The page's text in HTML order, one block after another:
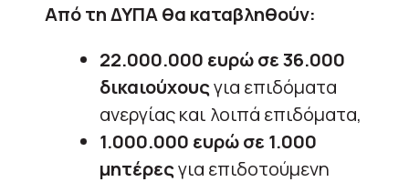
Από τη ΔΥΠΑ θα καταβληθούν:
22.000.000 ευρώ σε 36.000
δικαιούχουςγια επιδόματα
ανεργίας και λοιπά επιδόματα,
1.000.000 ευρώ σε 1.000
μητέρεςγια επιδοτούμενη